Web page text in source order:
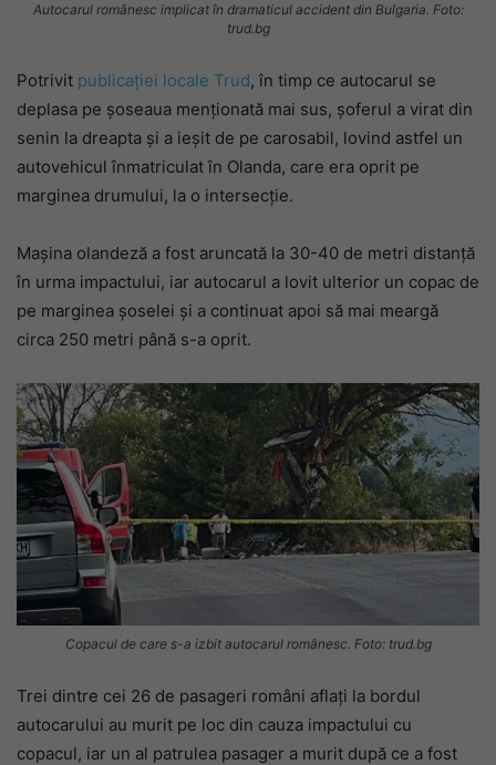
Autocarul românesc implicat în dramaticul accident din Bulgaria. Foto:
trud.bg
Potrivit publicației locale Trud, în timp ce autocarul se
deplasa pe șoseaua menționată mai sus, șoferul a virat din
senin la dreapta și a ieșit de pe carosabil, lovind astfel un
autovehicul înmatriculat în Olanda, care era oprit pe
marginea drumului, la o intersecție.
Mașina olandeză a fost aruncată la 30-40 de metri distanță
în urma impactului, iar autocarul a lovit ulterior un copac de
pe marginea șoselei și a continuat apoi să mai meargă
circa 250 metri până s-a oprit.
Copacul de care s-a izbit autocarul românesc. Foto: trud.bg
Trei dintre cei 26 de pasageri români aflați la bordul
autocarului au murit pe loc din cauza impactului cu
copacul, iar un al patrulea pasager a murit după ce a fost